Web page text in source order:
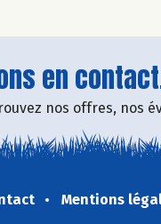
en
nos offres, nos
Mentions